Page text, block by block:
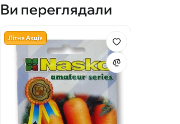
Ви переглядали
Літня Акція